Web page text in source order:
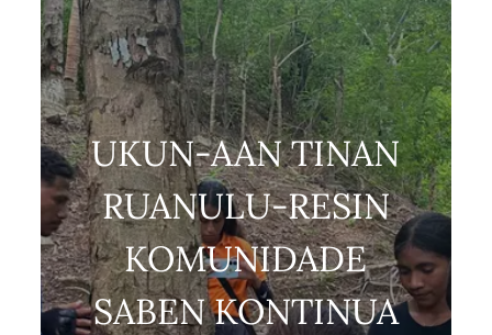
UKUN-AAN TINAN
RUANULU-RESIN
KOMUNIDADE
SABEN KONTINUA